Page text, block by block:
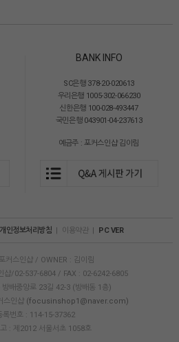
BANK INFO
SC은행 378-20-020613
우리은행 1005-302-066230
신한은행 100-028-493447
국민은행 043901-04-237613
예금주 : 포커스인샵 김이림
개인정보처리방침 이용약관 PC VER
커스인샵 / OWNER : 김이림
샵/02-537-6804 / FAX : 02-6242-6805
배중앙로 23길 42-3 (방배동 1층)
스인샵 (focusinshop1@naver.com)
록번호 : 114-15-37362
: 제2012 서울서초 1058호